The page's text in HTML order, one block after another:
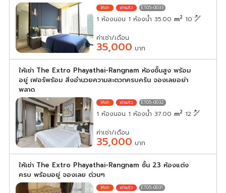
ET05-0033
1 ห้องนอน 1 ห้องน้ำ 35.00 m2 10
ค่าเช่า/เดือน
35,000 บาท
ให้เช่า The Extro Phayathai-Rangnam ห้องชั้นสูง พร้อม
อยู่ เฟอร์พร้อม สิ่งอำนวยความสะดวกครบครัน จองเลยอย่า
พลาด
ET05-0032
1 ห้องนอน 1 ห้องน้ำ 37.00 m2 12
ค่าเช่า/เดือน
35,000 บาท
ให้เช่า The Extro Phayathai-Rangnam ชั้น 23 ห้องแต่ง
ครบ พร้อมอยู่ จองเลย ด่วนๆ
ET05-0031